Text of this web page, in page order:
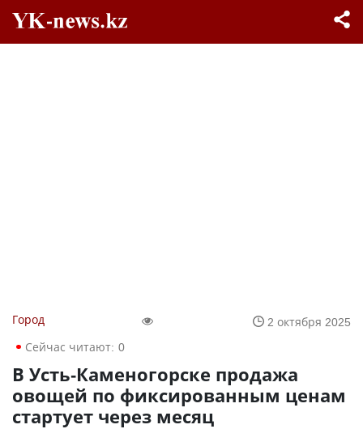
Город
2 октября 2025
Сейчас читают: 0
В Усть-Каменогорске продажа
овощей по фиксированным ценам
стартует через месяц